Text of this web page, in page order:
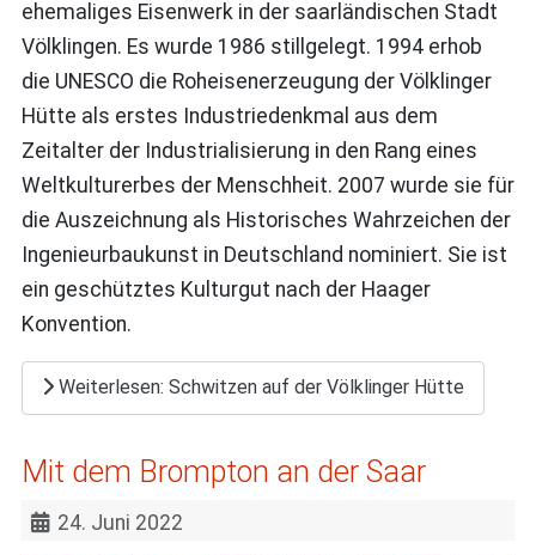
ehemaliges Eisenwerk in der saarländischen Stadt
Völklingen. Es wurde 1986 stillgelegt. 1994 erhob
die UNESCO die Roheisenerzeugung der Völklinger
Hütte als erstes Industriedenkmal aus dem
Zeitalter der Industrialisierung in den Rang eines
Weltkulturerbes der Menschheit. 2007 wurde sie für
die Auszeichnung als Historisches Wahrzeichen der
Ingenieurbaukunst in Deutschland nominiert. Sie ist
ein geschütztes Kulturgut nach der Haager
Konvention.
Weiterlesen: Schwitzen auf der Völklinger Hütte
Mit dem Brompton an der Saar
24. Juni 2022